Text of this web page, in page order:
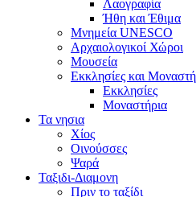
Λαογραφία
Ήθη και Έθιμα
Μνημεία UNESCO
Αρχαιολογικοί Χώροι
Μουσεία
Εκκλησίες και
Εκκλησίες
Μοναστήρια
Τα νησια
Χίος
Οινούσσες
Ψαρά
Ταξιδι-Διαμονη
Πριν το ταξίδι